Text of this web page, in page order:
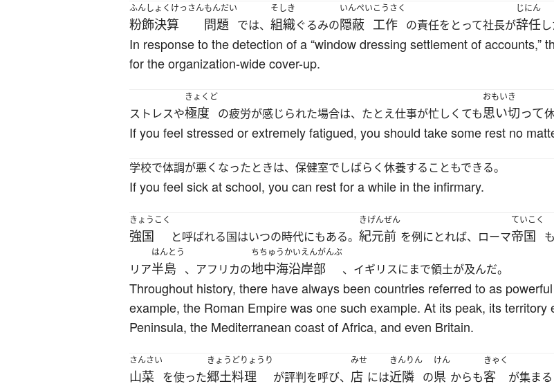
ふんしょくけっさん
粉飾決算
もんだい
問題 では、
そしき
組織ぐるみの
いんぺい
隠蔽
こうさく
工作 の責任をとって社長が
じにん
辞任し
In response to the detection of a “window dressing settlement of accounts,”
for the organization-wide cover-up.
ストレスや
きょくど
極度 の疲労が感じられた場合は、たとえ仕事が忙しくても
おもいき
思い切って
If you feel stressed or extremely fatigued, you should take some rest no
学校で体調が悪くなったときは、保健室でしばらく休養することもできる。
If you feel sick at school, you can rest for a while in the infirmary.
きょうこく
強国 と呼ばれる国はいつの時代にもある。
きげんぜん
紀元前 を例にとれば、ローマ
ていこく
帝国
リア
はんとう
半島 、アフリカの
ちちゅうかいえんがんぶ
地中海沿岸部 、イギリスにまで領土が及んだ。
Throughout history, there have always been countries referred to as
example, the Roman Empire was one such example. At its peak, its
Peninsula, the Mediterranean coast of Africa, and even Britain.
さんさい
山菜 を使った
きょうどりょうり
郷土料理 が評判を呼び、
みせ
店 には
きんりん
近隣 の
けん
県 からも
きゃく
客 が集まる